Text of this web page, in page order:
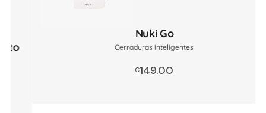
Nuki Go
Cerraduras inteligentes
149.00